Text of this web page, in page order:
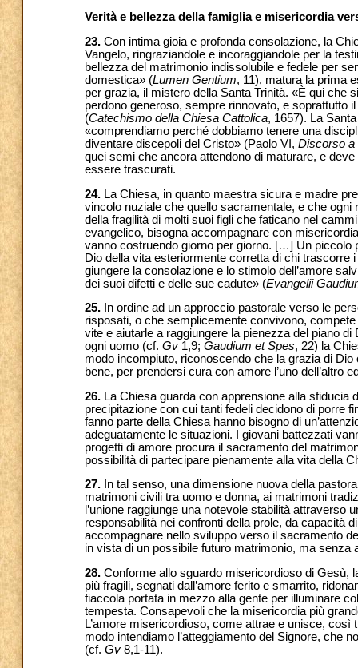
Verità e bellezza della famiglia e misericordia
23. Con intima gioia e profonda consolazione, la
Vangelo, ringraziandole e incoraggiandole per la
bellezza del matrimonio indissolubile e fedele per
domestica» (Lumen Gentium, 11), matura la prima
per grazia, il mistero della Santa Trinità. «È qui che
perdono generoso, sempre rinnovato, e soprattutto
(Catechismo della Chiesa Cattolica, 1657). La
«comprendiamo perché dobbiamo tenere una
diventare discepoli del Cristo» (Paolo VI, Discorso a
quei semi che ancora attendono di maturare, e
essere trascurati.
24. La Chiesa, in quanto maestra sicura e madre
vincolo nuziale che quello sacramentale, e che
della fragilità di molti suoi figli che faticano nel
evangelico, bisogna accompagnare con
vanno costruendo giorno per giorno. […] Un piccolo
Dio della vita esteriormente corretta di chi trascorre
giungere la consolazione e lo stimolo dell’amore
dei suoi difetti e delle sue cadute» (Evangelii
25. In ordine ad un approccio pastorale verso le
risposati, o che semplicemente convivono,
vite e aiutarle a raggiungere la pienezza del piano
ogni uomo (cf. Gv 1,9; Gaudium et Spes, 22) la
modo incompiuto, riconoscendo che la grazia di
bene, per prendersi cura con amore l’uno
26. La Chiesa guarda con apprensione alla sfiducia
precipitazione con cui tanti fedeli decidono di porre
fanno parte della Chiesa hanno bisogno di
adeguatamente le situazioni. I giovani battezzati
progetti di amore procura il sacramento del
possibilità di partecipare pienamente alla vita della
27. In tal senso, una dimensione nuova della
matrimoni civili tra uomo e donna, ai matrimoni
l’unione raggiunge una notevole stabilità
responsabilità nei confronti della prole, da capacità
accompagnare nello sviluppo verso il sacramento
in vista di un possibile futuro matrimonio, ma senza
28. Conforme allo sguardo misericordioso di Gesù,
più fragili, segnati dall’amore ferito e smarrito,
fiaccola portata in mezzo alla gente per illuminare
tempesta. Consapevoli che la misericordia più
L’amore misericordioso, come attrae e unisce,
modo intendiamo l’atteggiamento del Signore, che
(cf. Gv 8,1-11).